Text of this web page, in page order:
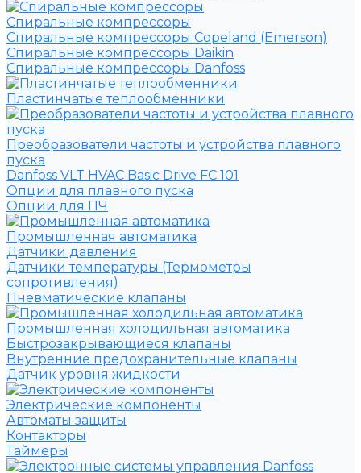
Спиральные компрессоры
Спиральные компрессоры Copeland (Emerson)
Спиральные компрессоры Daikin
Спиральные компрессоры Danfoss
Пластинчатые теплообменники
Преобразователи частоты и устройства плавного
пуска
Danfoss VLT HVAC Basic Drive FC 101
Опции для плавного пуска
Опции для ПЧ
Промышленная автоматика
Датчики давления
Датчики температуры (Термометры
сопротивления)
Пневматические клапаны
Промышленная холодильная автоматика
Быстрозакрывающиеся клапаны
Внутренние предохранительные клапаны
Датчик уровня жидкости
Электрические компоненты
Автоматы защиты
Контакторы
Таймеры